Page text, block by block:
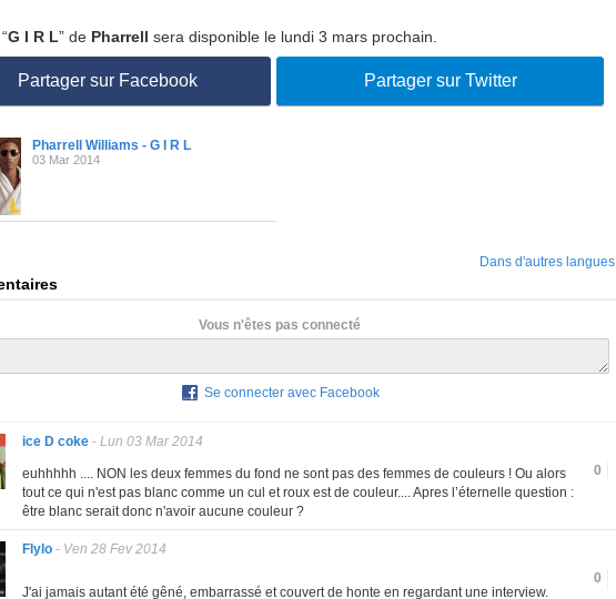
G I R L” de Pharrell sera disponible le lundi 3 mars prochain.
Partager sur Facebook Partager sur Twitter
Pharrell Williams - G I R L
03 Mar 2014
Dans d'autres langues
Vous n'êtes pas connecté
Se connecter avec Facebook
ice D coke - Lun 03 Mar 2014
0
euhhhhh .... NON les deux femmes du fond ne sont pas des femmes de couleurs ! Ou alors
tout ce qui n'est pas blanc comme un cul et roux est de couleur.... Apres l’éternelle question :
être blanc serait donc n'avoir aucune couleur ?
Flylo - Ven 28 Fev 2014
0
J'ai jamais autant été gêné, embarrassé et couvert de honte en regardant une interview.